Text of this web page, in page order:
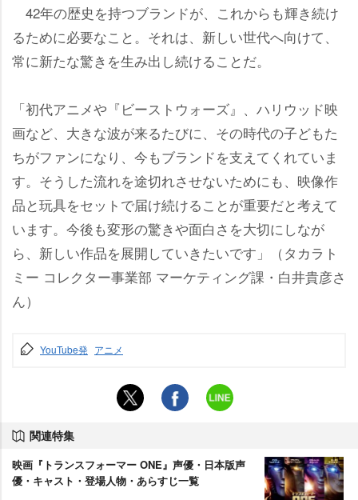
42年の歴史を持つブランドが、これからも輝き続け
るために必要なこと。それは、新しい世代へ向けて、
常に新たな驚きを生み出し続けることだ。
「初代アニメや『ビーストウォーズ』、ハリウッド映
画など、大きな波が来るたびに、その時代の子どもた
ちがファンになり、今もブランドを支えてくれていま
す。そうした流れを途切れさせないためにも、映像作
品と玩具をセットで届け続けることが重要だと考えて
います。今後も変形の驚きや面白さを大切にしなが
ら、新しい作品を展開していきたいです」（タカラト
ミー コレクター事業部 マーケティング課・白井貴彦さ
ん）
YouTube発 アニメ
関連特集
映画『トランスフォーマー ONE』声優・日本版声
優・キャスト・登場人物・あらすじ一覧